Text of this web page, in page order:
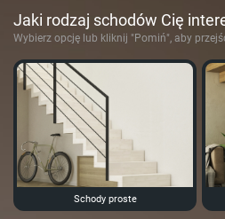
Jaki rodzaj schodów Cię
Wybierz opcję lub kliknij "Pomiń", aby
Schody proste